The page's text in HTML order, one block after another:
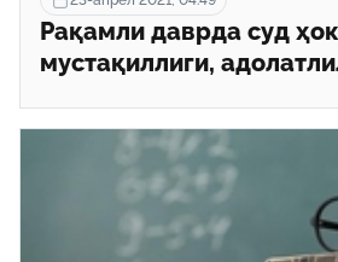
Рақамли даврда суд
мустақиллиги,